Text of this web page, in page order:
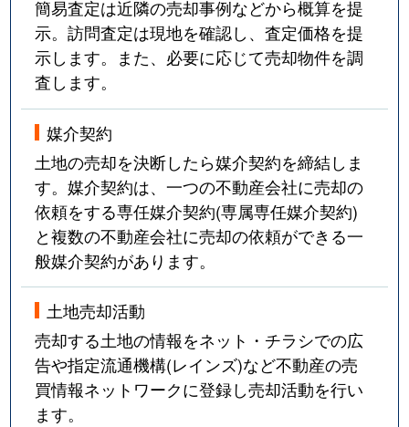
簡易査定は近隣の売却事例などから概算を提
示。訪問査定は現地を確認し、査定価格を提
示します。また、必要に応じて売却物件を調
査します。
媒介契約
土地の売却を決断したら媒介契約を締結しま
す。媒介契約は、一つの不動産会社に売却の
依頼をする専任媒介契約(専属専任媒介契約)
と複数の不動産会社に売却の依頼ができる一
般媒介契約があります。
土地売却活動
売却する土地の情報をネット・チラシでの広
告や指定流通機構(レインズ)など不動産の売
買情報ネットワークに登録し売却活動を行い
ます。